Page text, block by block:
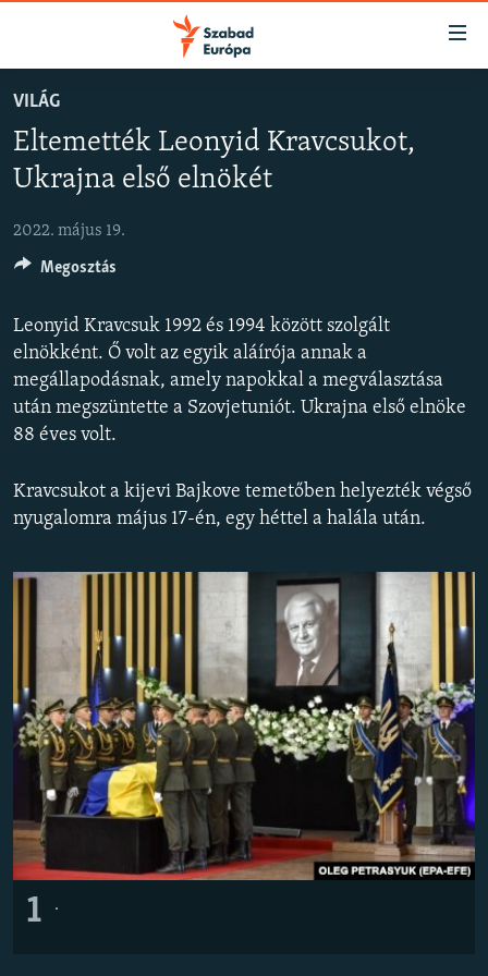
Akadálymentes
Ugrás
oldalra
Ugrás
keresésre
AKTUÁLIS
PODCASTOK
VIDEÓK
ELEMZŐ
SZABADON
TÁRSADALOM
DEMOKRÁCIA
EURÓPAI UNIÓ
KLÍMAVÁLTOZÁS
A MÚLT TANULSÁGAI
KÖVESSEN MINKET!
Valamennyi RFE/RL weboldal
VILÁG
Eltemették Leonyid Kravcsukot,
Ukrajna első elnökét
2022. május 19.
Leonyid Kravcsuk 1992 és 1994 között szolgált
elnökként. Ő volt az egyik aláírója annak a
megállapodásnak, amely napokkal a megválasztása
után megszüntette a Szovjetuniót. Ukrajna első elnöke
88 éves volt.
Kravcsukot a kijevi Bajkove temetőben helyezték végső
nyugalomra május 17-én, egy héttel a halála után.
1 .
Megosztás
FELIRATKOZÁS
Feliratkozás